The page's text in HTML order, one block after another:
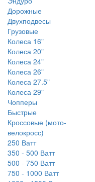
Дорожные
Двухподвесы
Грузовые
Колеса 16"
Колеса 20"
Колеса 24"
Колеса 26"
Колеса 27.5"
Колеса 29"
Чопперы
Быстрые
Кроссовые (мото-
велокросс)
250 Ватт
350 - 500 Ватт
500 - 750 Ватт
750 - 1000 Ватт